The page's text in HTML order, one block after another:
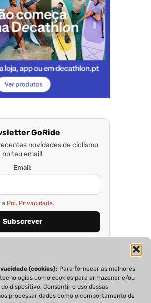
(cookies): Para fornecer as melhores
como cookies para armazenar e/ou
dispositivo. Consentir o uso dessas
processar dados como o comportamento de
GoRide
novidades de ciclismo
no teu email!
Email:
a Pol. Privacidade.